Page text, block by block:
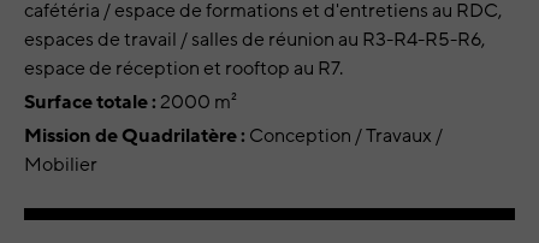
cafétéria / espace de formations et d'entretiens au RDC,
espaces de travail / salles de réunion au R3-R4-R5-R6,
espace de réception et rooftop au R7.
Surface totale :2000 m²
Mission de Quadrilatère : Conception / Travaux /
Mobilier